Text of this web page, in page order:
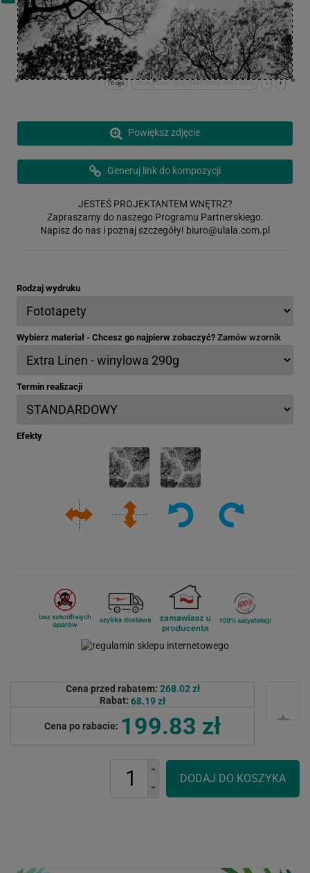
+
-
x:0cm y:0cm | (0,0) (3997,3005) (3997,3005)
76 dpi
Powiększ zdjęcie
Generuj link do kompozycji
JESTEŚ PROJEKTANTEM WNĘTRZ?
Zapraszamy do naszego Programu Partnerskiego.
Napisz do nas i poznaj szczegóły! biuro@ulala.com.pl
Rodzaj wydruku
Wybierz materiał - Chcesz go najpierw zobaczyć? Zamów wzornik
Termin realizacji
Efekty
Cena przed rabatem: 268.02 zł
Rabat: 68.19 zł
Cena po rabacie: 199.83 zł